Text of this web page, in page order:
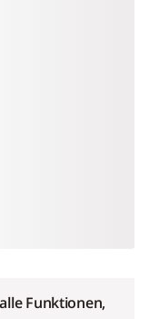
Funktionen,